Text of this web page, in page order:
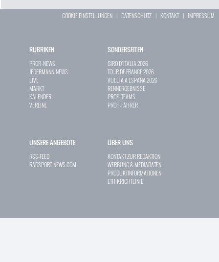
COOKIE EINSTELLUNGEN | DATENSCHUTZ | KONTAKT| IMPRESSUM
RUBRIKEN
PROFI-NEWS
JEDERMANN-NEWS
LIVE
MARKT
KALENDER
VEREINE
SONDERSEITEN
GIRO D`ITALIA 2026
TOUR DE FRANCE 2026
VUELTA A ESPAÑA 2026
RENNERGEBNISSE
PROFI-TEAMS
PROFI-FAHRER
UNSERE ANGEBOTE
RSS-FEED
RADSPORT-NEWS.COM
ÜBER UNS
KONTAKT ZUR REDAKTION
WERBUNG & MEDIADATEN
PRODUKTINFORMATIONEN
ETHIKRICHTLINIE